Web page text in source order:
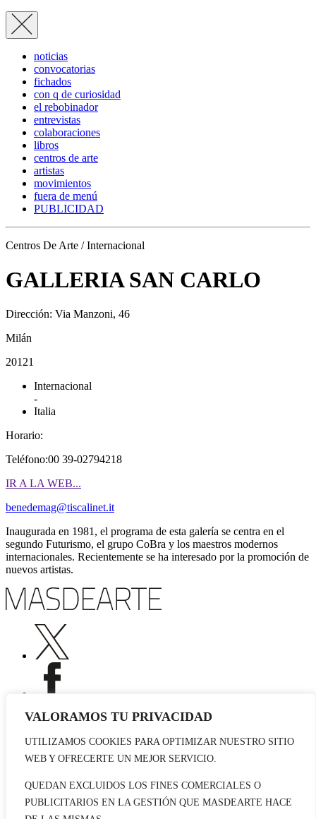
VALORAMOS TU PRIVACIDAD
UTILIZAMOS COOKIES PARA OPTIMIZAR NUESTRO SITIO
WEB Y OFRECERTE UN MEJOR SERVICIO.
QUEDAN EXCLUIDOS LOS FINES COMERCIALES O
PUBLICITARIOS EN LA GESTIÓN QUE MASDEARTE HACE
noticias
convocatorias
fichados
con q de curiosidad
el rebobinador
entrevistas
colaboraciones
libros
centros de arte
artistas
movimientos
fuera de menú
PUBLICIDAD
Centros De Arte / Internacional
GALLERIA SAN CARLO
Dirección: Via Manzoni, 46
Milán
20121
Internacional
-
Italia
Horario:
Teléfono:00 39-02794218
IR A LA WEB...
benedemag@tiscalinet.it
Inaugurada en 1981, el programa de esta galería se centra en el
segundo Futurismo, el grupo CoBra y los maestros modernos
internacionales. Recientemente se ha interesado por la promoción de
nuevos artistas.
Publicidad
Contacto
© 2026 masdearte. Información de exposiciones, museos y artistas